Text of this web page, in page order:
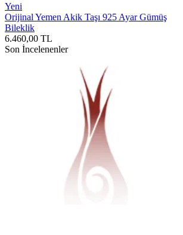
Yeni
Orijinal Yemen Akik Taşı 925 Ayar Gümüş
Bileklik
6.460,00 TL
Son İncelenenler